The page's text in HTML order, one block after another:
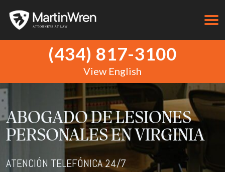
(434) 817-3100
View English
ABOGADO DE LESIONES
PERSONALES EN VIRGINIA
ATENCIÓN TELEFÓNICA 24/7